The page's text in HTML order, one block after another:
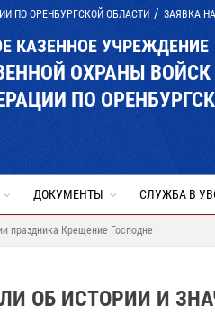
ПО ОРЕНБУРГСКОЙ ОБЛАСТИ ЗАЯВКА
КАЗЕННОЕ УЧРЕЖДЕНИЕ
ОХРАНЫ
ПО
ДОКУМЕНТЫ СЛУЖБА В
праздника Крещение Господне
ОБ ИСТОРИИ И